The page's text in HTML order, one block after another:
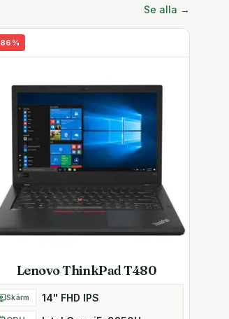
Se alla →
86 %
Lenovo ThinkPad T480
Skärm 14" FHD IPS